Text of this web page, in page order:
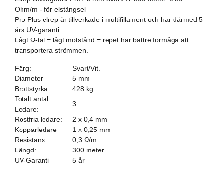
Ohm/m - för elstängsel
Pro Plus elrep är tillverkade i multifillament och har därmed 5
års UV-garanti.
Lågt Ω-tal = lågt motstånd = repet har bättre förmåga att
transportera strömmen.
Färg:
Svart/Vit.
Diameter:
5 mm
Brottstyrka:
428 kg.
Totalt antal
Ledare:
3
Rostfria ledare:
2 x 0,4 mm
Kopparledare
1 x 0,25 mm
Resistans:
0,3 Ω/m
Längd:
300 meter
UV-Garanti
5 år